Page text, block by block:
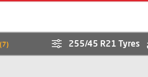
(
7
) 255/45 R21 Tyres